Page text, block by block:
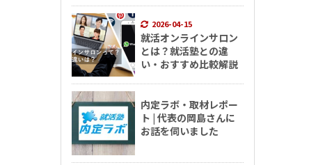
2026-04-15
就活オンラインサロン
とは？就活塾との違
い・おすすめ比較解説
内定ラボ・取材レポー
ト | 代表の岡島さんに
お話を伺いました